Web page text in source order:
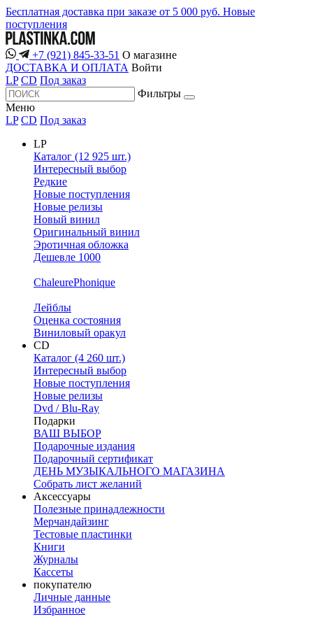
Бесплатная доставка при заказе от 5 000 руб. Новые
поступления
+7 (921) 845-33-51 О магазине
ДОСТАВКА И ОПЛАТА Войти
LP CD Под заказ
Фильтры
Меню
LP CD Под заказ
LP
Каталог (12 925 шт.)
Интересный выбор
Редкие
Новые поступления
Новые релизы
Новый винил
Оригинальный винил
Эротичная обложка
Дешевле 1000
ChaleurePhonique
Лейблы
Оценка состояния
Виниловый оракул
CD
Каталог (4 260 шт.)
Интересный выбор
Новые поступления
Новые релизы
Dvd / Blu-Ray
Подарки
ВАШ ВЫБОР
Подарочные издания
Подарочный сертификат
ДЕНЬ МУЗЫКАЛЬНОГО МАГАЗИНА
Собрать лист желаний
Аксессуары
Полезные принадлежности
Мерчандайзинг
Тестовые пластинки
Книги
Журналы
Кассеты
покупателю
Личные данные
Избранное